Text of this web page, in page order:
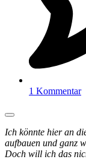
1 Kommentar
Ich könnte hier an
aufbauen und ganz
Doch will ich das